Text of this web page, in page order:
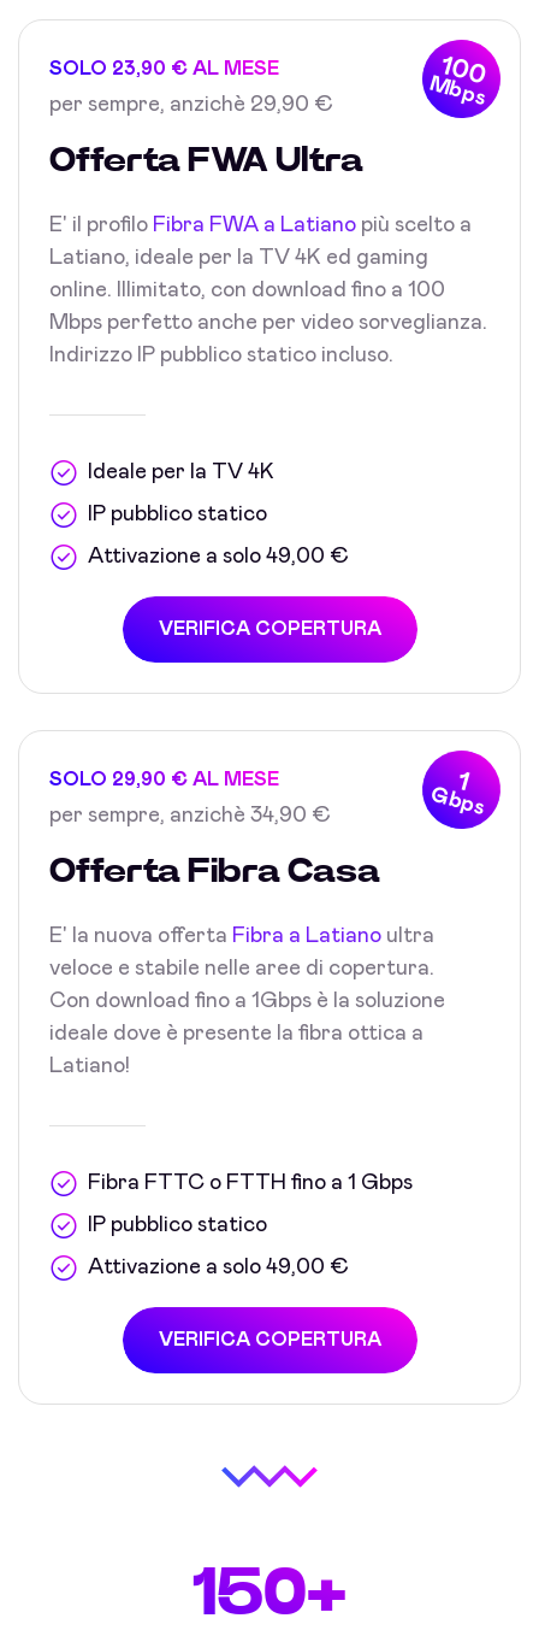
100
Mbps
SOLO 23,90 € AL MESE
per sempre, anzichè 29,90 €
Offerta FWA Ultra
E' il profilo Fibra FWA a Latiano più scelto a
Latiano, ideale per la TV 4K ed gaming
online. Illimitato, con download fino a 100
Mbps perfetto anche per video sorveglianza.
Indirizzo IP pubblico statico incluso.
Ideale per la TV 4K
IP pubblico statico
Attivazione a solo 49,00 €
VERIFICA COPERTURA
1
Gbps
SOLO 29,90 € AL MESE
per sempre, anzichè 34,90 €
Offerta Fibra Casa
E' la nuova offerta Fibra a Latiano ultra
veloce e stabile nelle aree di copertura.
Con download fino a 1Gbps è la soluzione
ideale dove è presente la fibra ottica a
Latiano!
Fibra FTTC o FTTH fino a 1 Gbps
IP pubblico statico
Attivazione a solo 49,00 €
VERIFICA COPERTURA
150+